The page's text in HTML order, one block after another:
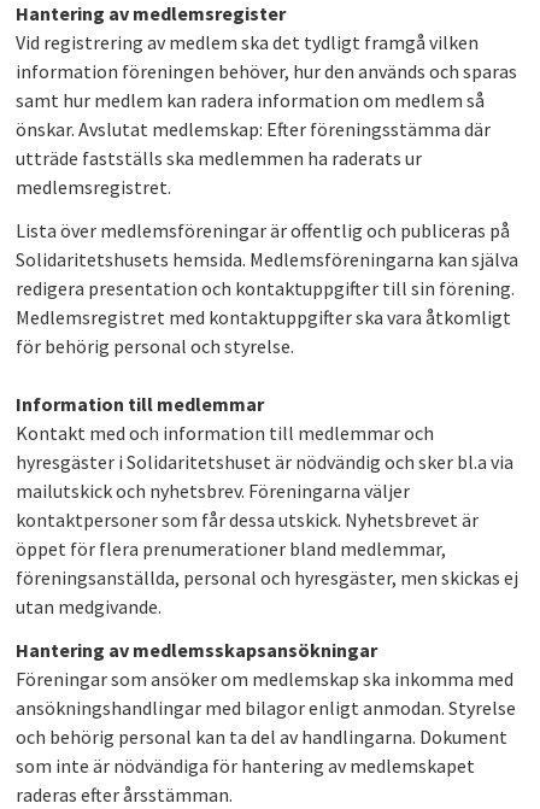
Hantering av medlemsregister
Vid registrering av medlem ska det tydligt framgå vilken
information föreningen behöver, hur den används och sparas
samt hur medlem kan radera information om medlem så
önskar. Avslutat medlemskap: Efter föreningsstämma där
utträde fastställs ska medlemmen ha raderats ur
medlemsregistret.
Lista över medlemsföreningar är offentlig och publiceras på
Solidaritetshusets hemsida. Medlemsföreningarna kan själva
redigera presentation och kontaktuppgifter till sin förening.
Medlemsregistret med kontaktuppgifter ska vara åtkomligt
för behörig personal och styrelse.
Information till medlemmar
Kontakt med och information till medlemmar och
hyresgäster i Solidaritetshuset är nödvändig och sker bl.a via
mailutskick och nyhetsbrev. Föreningarna väljer
kontaktpersoner som får dessa utskick. Nyhetsbrevet är
öppet för flera prenumerationer bland medlemmar,
föreningsanställda, personal och hyresgäster, men skickas ej
utan medgivande.
Hantering av medlemsskapsansökningar
Föreningar som ansöker om medlemskap ska inkomma med
ansökningshandlingar med bilagor enligt anmodan. Styrelse
och behörig personal kan ta del av handlingarna. Dokument
som inte är nödvändiga för hantering av medlemskapet
raderas efter årsstämman.